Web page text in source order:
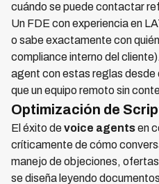
cuándo se puede contactar
Un FDE con experiencia en
o sabe exactamente con
compliance interno del
agent con estas reglas desde
que un equipo remoto sin
Optimización de
El éxito devoice agentsen
críticamente de cómo
manejo de objeciones,
se diseña leyendo